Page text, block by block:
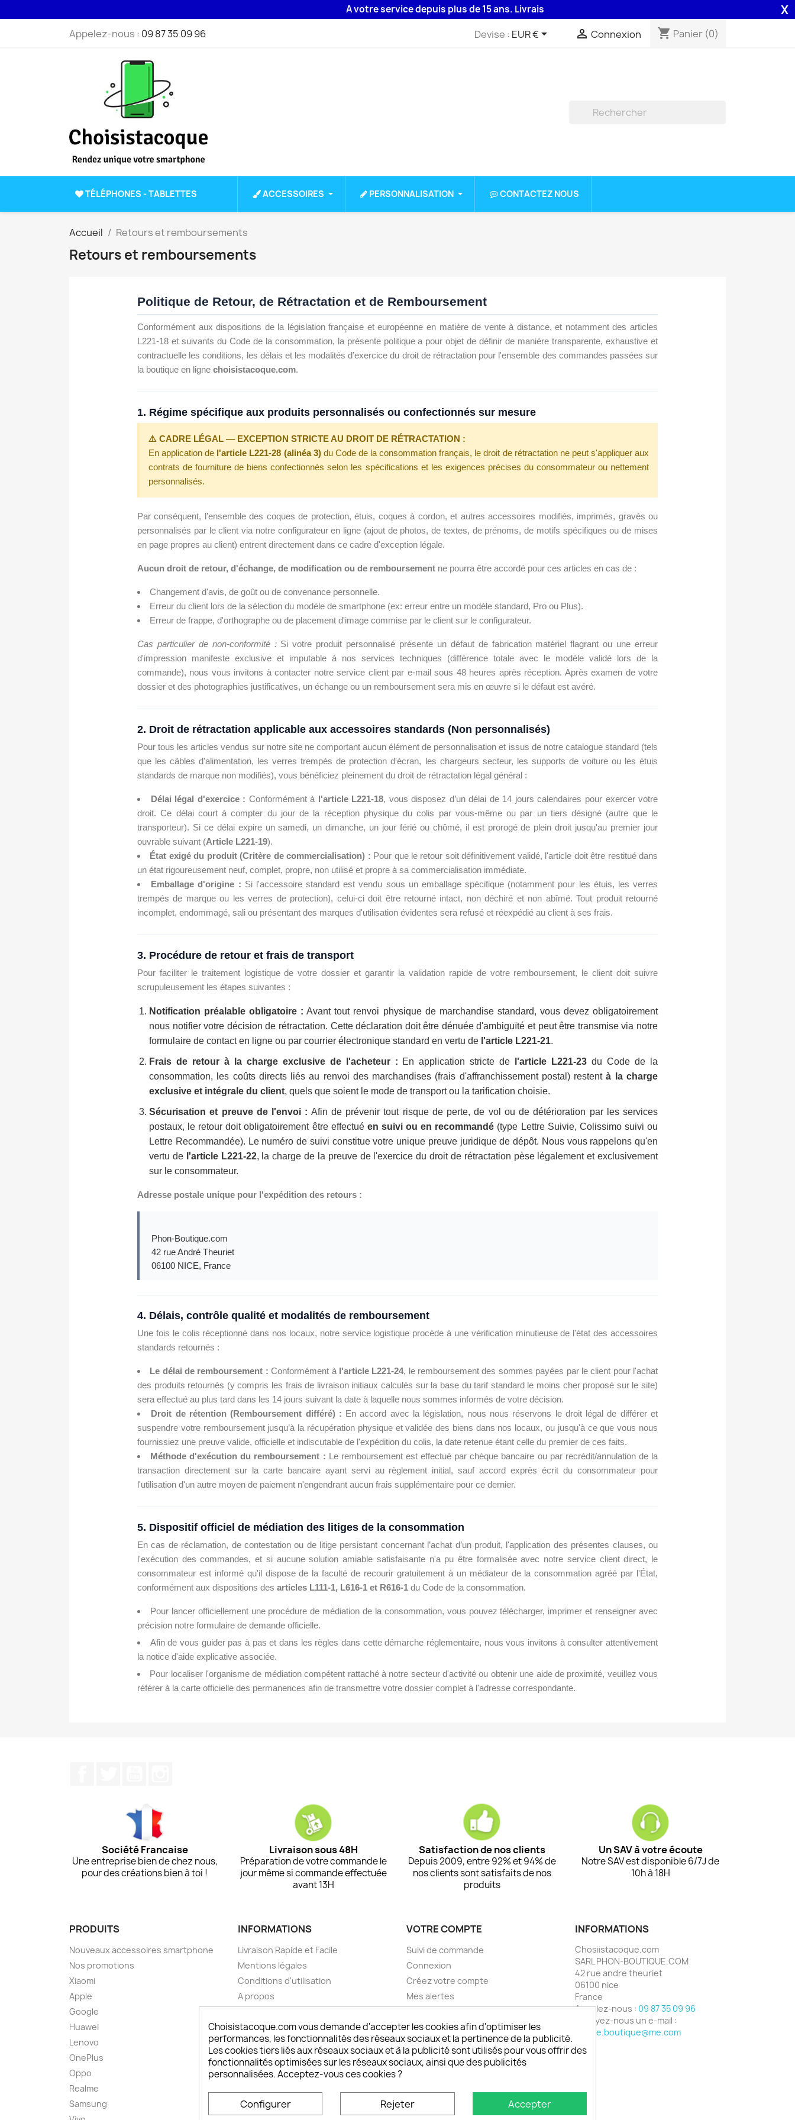
A votre service depuis plus de 15 ans. Livraison 48H assurée par la Poste . X
Appelez-nous : 09 87 35 09 96 Devise : EUR €  Connexion shopping_cart Panier (0)
TÉLÉPHONES - TABLETTES ACCESSOIRES PERSONNALISATION CONTACTEZ NOUS
Accueil Retours et remboursements
Retours et remboursements
Politique de Retour, de Rétractation et de Remboursement
Conformément aux dispositions de la législation française et européenne en matière de vente à distance, et notamment des articles
L221-18 et suivants du Code de la consommation, la présente politique a pour objet de définir de manière transparente, exhaustive et
contractuelle les conditions, les délais et les modalités d’exercice du droit de rétractation pour l'ensemble des commandes passées sur
la boutique en ligne choisistacoque.com.
1. Régime spécifique aux produits personnalisés ou confectionnés sur mesure
⚠️ CADRE LÉGAL — EXCEPTION STRICTE AU DROIT DE RÉTRACTATION :
En application de l'article L221-28 (alinéa 3)du Code de la consommation français, le droit de rétractation ne peut s'appliquer aux
contrats de fourniture de biens confectionnés selon les spécifications et les exigences précises du consommateur ou nettement
personnalisés.
Par conséquent, l’ensemble des coques de protection, étuis, coques à cordon, et autres accessoires modifiés, imprimés, gravés ou
personnalisés par le client via notre configurateur en ligne (ajout de photos, de textes, de prénoms, de motifs spécifiques ou de mises
en page propres au client) entrent directement dans ce cadre d'exception légale.
Aucun droit de retour, d'échange, de modification ou de remboursement ne pourra être accordé pour ces articles en cas de :
Changement d'avis, de goût ou de convenance personnelle.
Erreur du client lors de la sélection du modèle de smartphone (ex: erreur entre un modèle standard, Pro ou Plus).
Erreur de frappe, d'orthographe ou de placement d'image commise par le client sur le configurateur.
Cas particulier de non-conformité :Si votre produit personnalisé présente un défaut de fabrication matériel flagrant ou une erreur
d'impression manifeste exclusive et imputable à nos services techniques (différence totale avec le modèle validé lors de la
commande), nous vous invitons à contacter notre service client par e-mail sous 48 heures après réception. Après examen de votre
dossier et des photographies justificatives, un échange ou un remboursement sera mis en œuvre si le défaut est avéré.
2. Droit de rétractation applicable aux accessoires standards (Non personnalisés)
Pour tous les articles vendus sur notre site ne comportant aucun élément de personnalisation et issus de notre catalogue standard (tels
que les câbles d'alimentation, les verres trempés de protection d'écran, les chargeurs secteur, les supports de voiture ou les étuis
standards de marque non modifiés), vous bénéficiez pleinement du droit de rétractation légal général :
Délai légal d'exercice : Conformément à l'article L221-18, vous disposez d’un délai de 14 jours calendaires pour exercer votre
droit. Ce délai court à compter du jour de la réception physique du colis par vous-même ou par un tiers désigné (autre que le
transporteur). Si ce délai expire un samedi, un dimanche, un jour férié ou chômé, il est prorogé de plein droit jusqu'au premier jour
ouvrable suivant (Article L221-19).
État exigé du produit (Critère de commercialisation) : Pour que le retour soit définitivement validé, l'article doit être restitué dans
un état rigoureusement neuf, complet, propre, non utilisé et propre à sa commercialisation immédiate.
Emballage d'origine : Si l'accessoire standard est vendu sous un emballage spécifique (notamment pour les étuis, les verres
trempés de marque ou les verres de protection), celui-ci doit être retourné intact, non déchiré et non abîmé. Tout produit retourné
incomplet, endommagé, sali ou présentant des marques d'utilisation évidentes sera refusé et réexpédié au client à ses frais.
3. Procédure de retour et frais de transport
Pour faciliter le traitement logistique de votre dossier et garantir la validation rapide de votre remboursement, le client doit suivre
scrupuleusement les étapes suivantes :
Notification préalable obligatoire : Avant tout renvoi physique de marchandise standard, vous devez obligatoirement
nous notifier votre décision de rétractation. Cette déclaration doit être dénuée d'ambiguïté et peut être transmise via notre
formulaire de contact en ligne ou par courrier électronique standard en vertu de l'article L221-21.
Frais de retour à la charge exclusive de l'acheteur : En application stricte de l'article L221-23 du Code de la
consommation, les coûts directs liés au renvoi des marchandises (frais d'affranchissement postal) restentà la charge
exclusive et intégrale du client, quels que soient le mode de transport ou la tarification choisie.
Sécurisation et preuve de l'envoi : Afin de prévenir tout risque de perte, de vol ou de détérioration par les services
postaux, le retour doit obligatoirement être effectué en suivi ou en recommandé (type Lettre Suivie, Colissimo suivi ou
Lettre Recommandée). Le numéro de suivi constitue votre unique preuve juridique de dépôt. Nous vous rappelons qu'en
vertu de l'article L221-22, la charge de la preuve de l'exercice du droit de rétractation pèse légalement et exclusivement
sur le consommateur.
Adresse postale unique pour l'expédition des retours :
Phon-Boutique.com
42 rue André Theuriet
06100 NICE, France
4. Délais, contrôle qualité et modalités de remboursement
Une fois le colis réceptionné dans nos locaux, notre service logistique procède à une vérification minutieuse de l'état des accessoires
standards retournés :
Le délai de remboursement : Conformément à l'article L221-24, le remboursement des sommes payées par le client pour l'achat
des produits retournés (y compris les frais de livraison initiaux calculés sur la base du tarif standard le moins cher proposé sur le site)
sera effectué au plus tard dans les 14 jours suivant la date à laquelle nous sommes informés de votre décision.
Droit de rétention (Remboursement différé) : En accord avec la législation, nous nous réservons le droit légal de différer et
suspendre votre remboursement jusqu’à la récupération physique et validée des biens dans nos locaux, ou jusqu'à ce que vous nous
fournissiez une preuve valide, officielle et indiscutable de l'expédition du colis, la date retenue étant celle du premier de ces faits.
Méthode d'exécution du remboursement : Le remboursement est effectué par chèque bancaire ou par recrédit/annulation de la
transaction directement sur la carte bancaire ayant servi au règlement initial, sauf accord exprès écrit du consommateur pour
l'utilisation d'un autre moyen de paiement n'engendrant aucun frais supplémentaire pour ce dernier.
5. Dispositif officiel de médiation des litiges de la consommation
En cas de réclamation, de contestation ou de litige persistant concernant l’achat d’un produit, l'application des présentes clauses, ou
l'exécution des commandes, et si aucune solution amiable satisfaisante n'a pu être formalisée avec notre service client direct, le
consommateur est informé qu'il dispose de la faculté de recourir gratuitement à un médiateur de la consommation agréé par l'État,
conformément aux dispositions des articles L111-1, L616-1 et R616-1 du Code de la consommation.
Pour lancer officiellement une procédure de médiation de la consommation, vous pouvez télécharger, imprimer et renseigner avec
précision notre formulaire de demande officielle.
Afin de vous guider pas à pas et dans les règles dans cette démarche réglementaire, nous vous invitons à consulter attentivement
la notice d'aide explicative associée.
Pour localiser l'organisme de médiation compétent rattaché à notre secteur d'activité ou obtenir une aide de proximité, veuillez vous
référer à la carte officielle des permanences afin de transmettre votre dossier complet à l'adresse correspondante.
Société Francaise
Une entreprise bien de chez nous,
pour des créations bien à toi !
Livraison sous 48H
Préparation de votre commande le
jour même si commande effectuée
avant 13H
Satisfaction de nos clients
Depuis 2009, entre 92% et 94% de
nos clients sont satisfaits de nos
produits
Un SAV à votre écoute
Notre SAV est disponible 6/7J de
10h à 18H
PRODUITS
Nouveaux accessoires smartphone
Nos promotions
Xiaomi
Apple
Google
Huawei
Lenovo
OnePlus
Oppo
Realme
Samsung
INFORMATIONS
Livraison Rapide et Facile
Mentions légales
Conditions d'utilisation
A propos
Retours et remboursements
Livraison DOM TOM et outremer
FAQ choisistacoque
Comment personnaliser son
Contactez-nous
Plan du site
VOTRE COMPTE
Suivi de commande
Connexion
Créez votre compte
Mes alertes
INFORMATIONS
Chosiistacoque.com
SARL PHON-BOUTIQUE.COM
42 rue andre theuriet
06100 nice
France
Appelez-nous : 09 87 35 09 96
Envoyez-nous un e-mail :
phone.boutique@me.com
Choisistacoque.com vous demande d'accepter les cookies afin d'optimiser les
performances, les fonctionnalités des réseaux sociaux et la pertinence de la publicité.
Les cookies tiers liés aux réseaux sociaux et à la publicité sont utilisés pour vous offrir des
fonctionnalités optimisées sur les réseaux sociaux, ainsi que des publicités
personnalisées. Acceptez-vous ces cookies ?
Configurer Rejeter Accepter